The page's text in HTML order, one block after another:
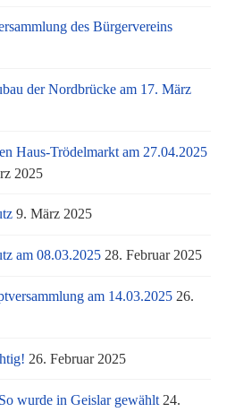
des Bürgervereins
der Nordbrücke am 17. März
Haus-Trödelmarkt am 27.04.2025
2025
9. März 2025
am 08.03.2025 28. Februar 2025
am 14.03.2025 26.
26. Februar 2025
wurde in Geislar gewählt 24.